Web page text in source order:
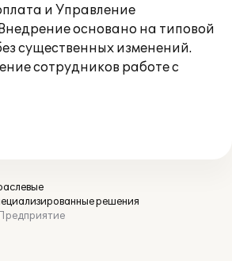
и Управление
основано на типовой
существенных изменений.
сотрудников работе с
решения